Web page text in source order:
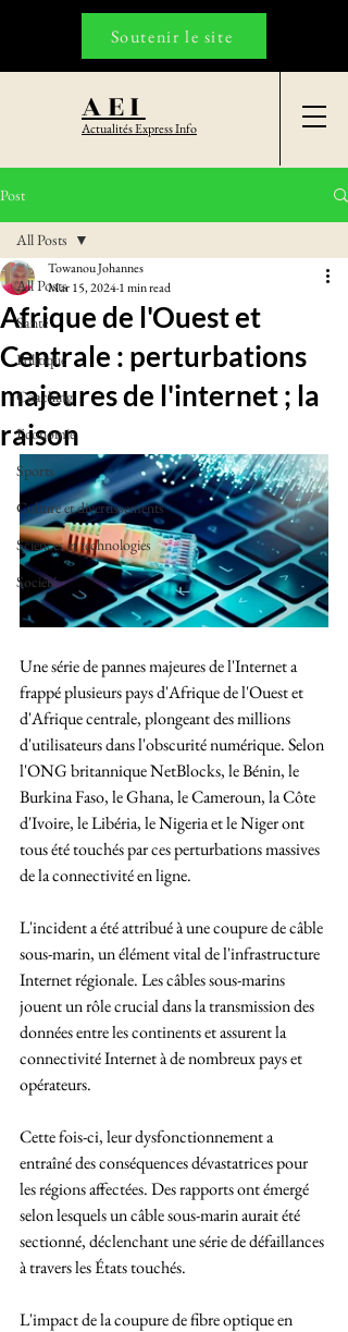
AEI
Actualités Express Info
Soutenir le site
Post
All Posts
Santé
Politique
Coaching
Economie
Sports
Culture et divertissements
Sciences et technologies
Société
All Posts
Afrique de l'Ouest et
Centrale : perturbations
majeures de l'internet ; la
raison
Towanou Johannes
Mar 15, 20241 min read
Une série de pannes majeures de l'Internet a
frappé plusieurs pays d'Afrique de l'Ouest et
d'Afrique centrale, plongeant des millions
d'utilisateurs dans l'obscurité numérique. Selon
l'ONG britannique NetBlocks, le Bénin, le
Burkina Faso, le Ghana, le Cameroun, la Côte
d'Ivoire, le Libéria, le Nigeria et le Niger ont
tous été touchés par ces perturbations massives
de la connectivité en ligne.
L'incident a été attribué à une coupure de câble
sous-marin, un élément vital de l'infrastructure
Internet régionale. Les câbles sous-marins
jouent un rôle crucial dans la transmission des
données entre les continents et assurent la
connectivité Internet à de nombreux pays et
opérateurs.
Cette fois-ci, leur dysfonctionnement a
entraîné des conséquences dévastatrices pour
les régions affectées. Des rapports ont émergé
selon lesquels un câble sous-marin aurait été
sectionné, déclenchant une série de défaillances
à travers les États touchés.
L'impact de la coupure de fibre optique en